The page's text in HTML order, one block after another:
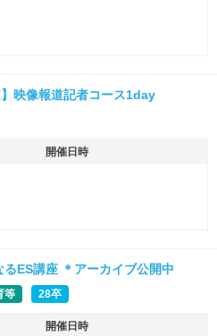
映像報道記者コース1day
開催日時
るES講座 ＊アーカイブ公開中
等 28卒
開催日時